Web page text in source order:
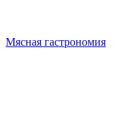
Мясная гастрономия